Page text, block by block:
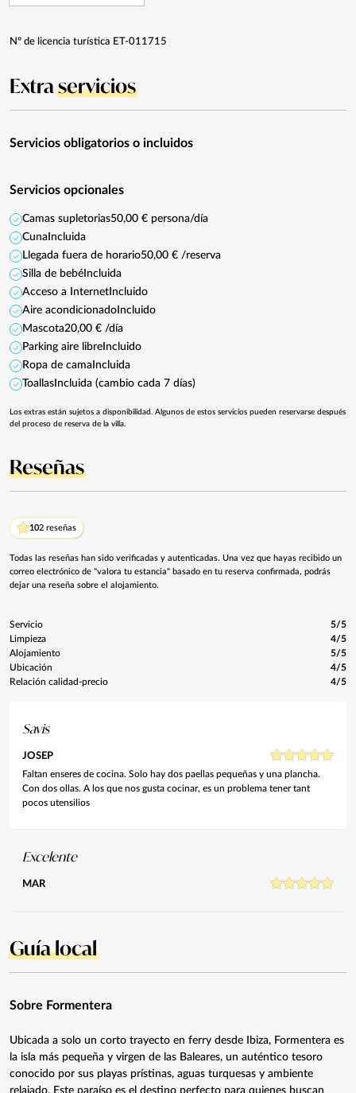
Nº de licencia turística ET-011715
Extraservicios
Servicios obligatorios o incluidos
Servicios opcionales
Camas supletorias50,00 € persona/día
Cuna Incluida
Llegada fuera de horario50,00 € /reserva
Silla de bebé Incluida
Acceso a Internet Incluido
Aire acondicionado Incluido
Mascota20,00 € /día
Parking aire libre Incluido
Ropa de cama Incluida
Toallas Incluida (cambio cada 7 días)
Los extras están sujetos a disponibilidad. Algunos de estos servicios pueden reservarse después
del proceso de reserva de la villa.
Reseñas
102 reseñas
Todas las reseñas han sido verificadas y autenticadas. Una vez que hayas recibido un
correo electrónico de "valora tu estancia" basado en tu reserva confirmada, podrás
dejar una reseña sobre el alojamiento.
Servicio
5/5
Limpieza
4/5
Alojamiento
5/5
Ubicación
4/5
Relación calidad-precio
4/5
Savis
JOSEP
Faltan enseres de cocina. Solo hay dos paellas pequeñas y una plancha.
Con dos ollas. A los que nos gusta cocinar, es un problema tener tant
pocos utensilios
Excelente
MAR
Guía local
Sobre Formentera
Ubicada a solo un corto trayecto en ferry desde Ibiza, Formentera es
la isla más pequeña y virgen de las Baleares, un auténtico tesoro
conocido por sus playas prístinas, aguas turquesas y ambiente
relajado. Este paraíso es el destino perfecto para quienes buscan